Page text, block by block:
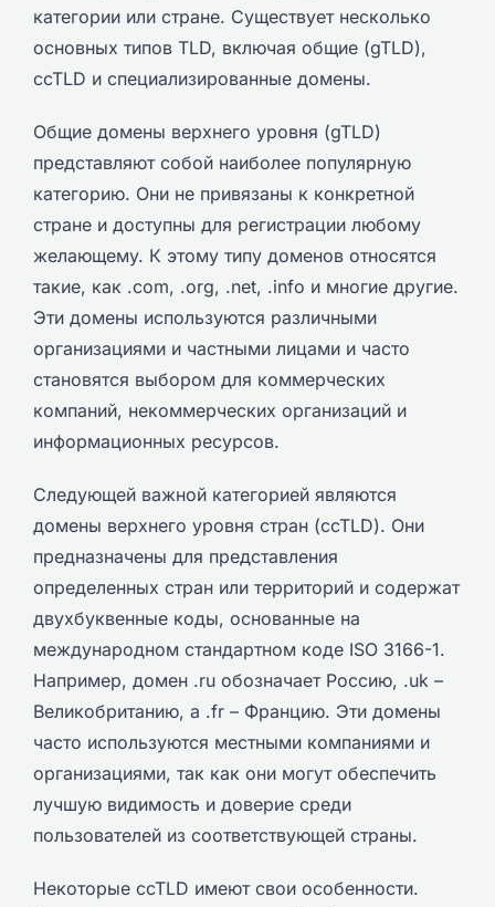
категории или стране. Существует несколько
основных типов TLD, включая общие (gTLD),
ccTLD и специализированные домены.
Общие домены верхнего уровня (gTLD)
представляют собой наиболее популярную
категорию. Они не привязаны к конкретной
стране и доступны для регистрации любому
желающему. К этому типу доменов относятся
такие, как .com, .org, .net, .info и многие другие.
Эти домены используются различными
организациями и частными лицами и часто
становятся выбором для коммерческих
компаний, некоммерческих организаций и
информационных ресурсов.
Следующей важной категорией являются
домены верхнего уровня стран (ccTLD). Они
предназначены для представления
определенных стран или территорий и содержат
двухбуквенные коды, основанные на
международном стандартном коде ISO 3166-1.
Например, домен .ru обозначает Россию, .uk –
Великобританию, а .fr – Францию. Эти домены
часто используются местными компаниями и
организациями, так как они могут обеспечить
лучшую видимость и доверие среди
пользователей из соответствующей страны.
Некоторые ccTLD имеют свои особенности.